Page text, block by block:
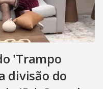
'Trampo
divisão do